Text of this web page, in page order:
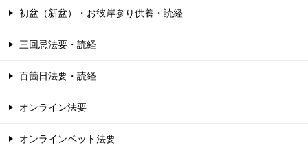
初盆（新盆）・お彼岸参り供養・読経
三回忌法要・読経
百箇日法要・読経
オンライン法要
オンラインペット法要